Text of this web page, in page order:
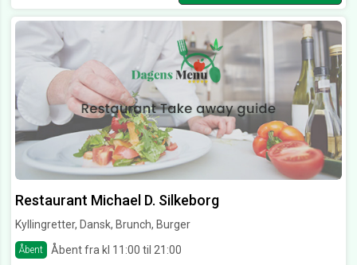
Restaurant Michael D. Silkeborg
Kyllingretter, Dansk, Brunch, Burger
Åbent
Åbent fra kl 11:00 til 21:00